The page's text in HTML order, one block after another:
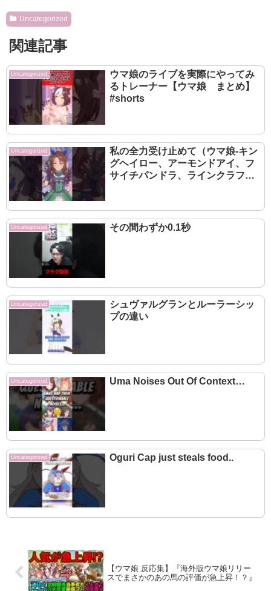
Uncategorized
関連記事
Uncategorized
ウマ娘のライブを実際にやってみ
るトレーナー【ウマ娘 まとめ】
#shorts
Uncategorized
私の全力受け止めて（ウマ娘-キン
グヘイロー、アーモンドアイ、フ
サイチパンドラ、ラインクラフ
Uncategorized その間わずか0.1秒
Uncategorized
シュヴァルグランとルーラーシッ
プの違い
Uncategorized Uma Noises Out Of Context…
Uncategorized Oguri Cap just steals food..
【ウマ娘 反応集】『海外版ウマ娘リリー
スでまさかのあの馬の評価が急上昇！？』